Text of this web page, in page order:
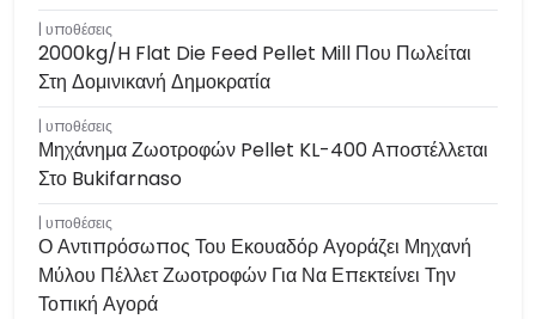
υποθέσεις
2000kg/h Flat Die Feed Pellet Mill Που Πωλείται
Στη Δομινικανή Δημοκρατία
υποθέσεις
Μηχάνημα Ζωοτροφών Pellet KL-400 Αποστέλλεται
Στο Bukifarnaso
υποθέσεις
Ο Αντιπρόσωπος Του Εκουαδόρ Αγοράζει Μηχανή
Μύλου Πέλλετ Ζωοτροφών Για Να Επεκτείνει Την
Τοπική Αγορά